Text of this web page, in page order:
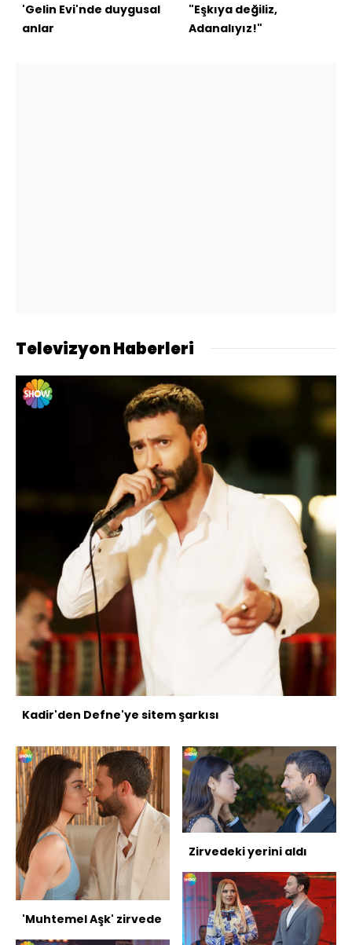
'Gelin Evi'nde duygusal
anlar
"Eşkıya değiliz,
Adanalıyız!"
Televizyon Haberleri
Kadir'den Defne'ye sitem şarkısı
'Muhtemel Aşk' zirvede
Zirvedeki yerini aldı